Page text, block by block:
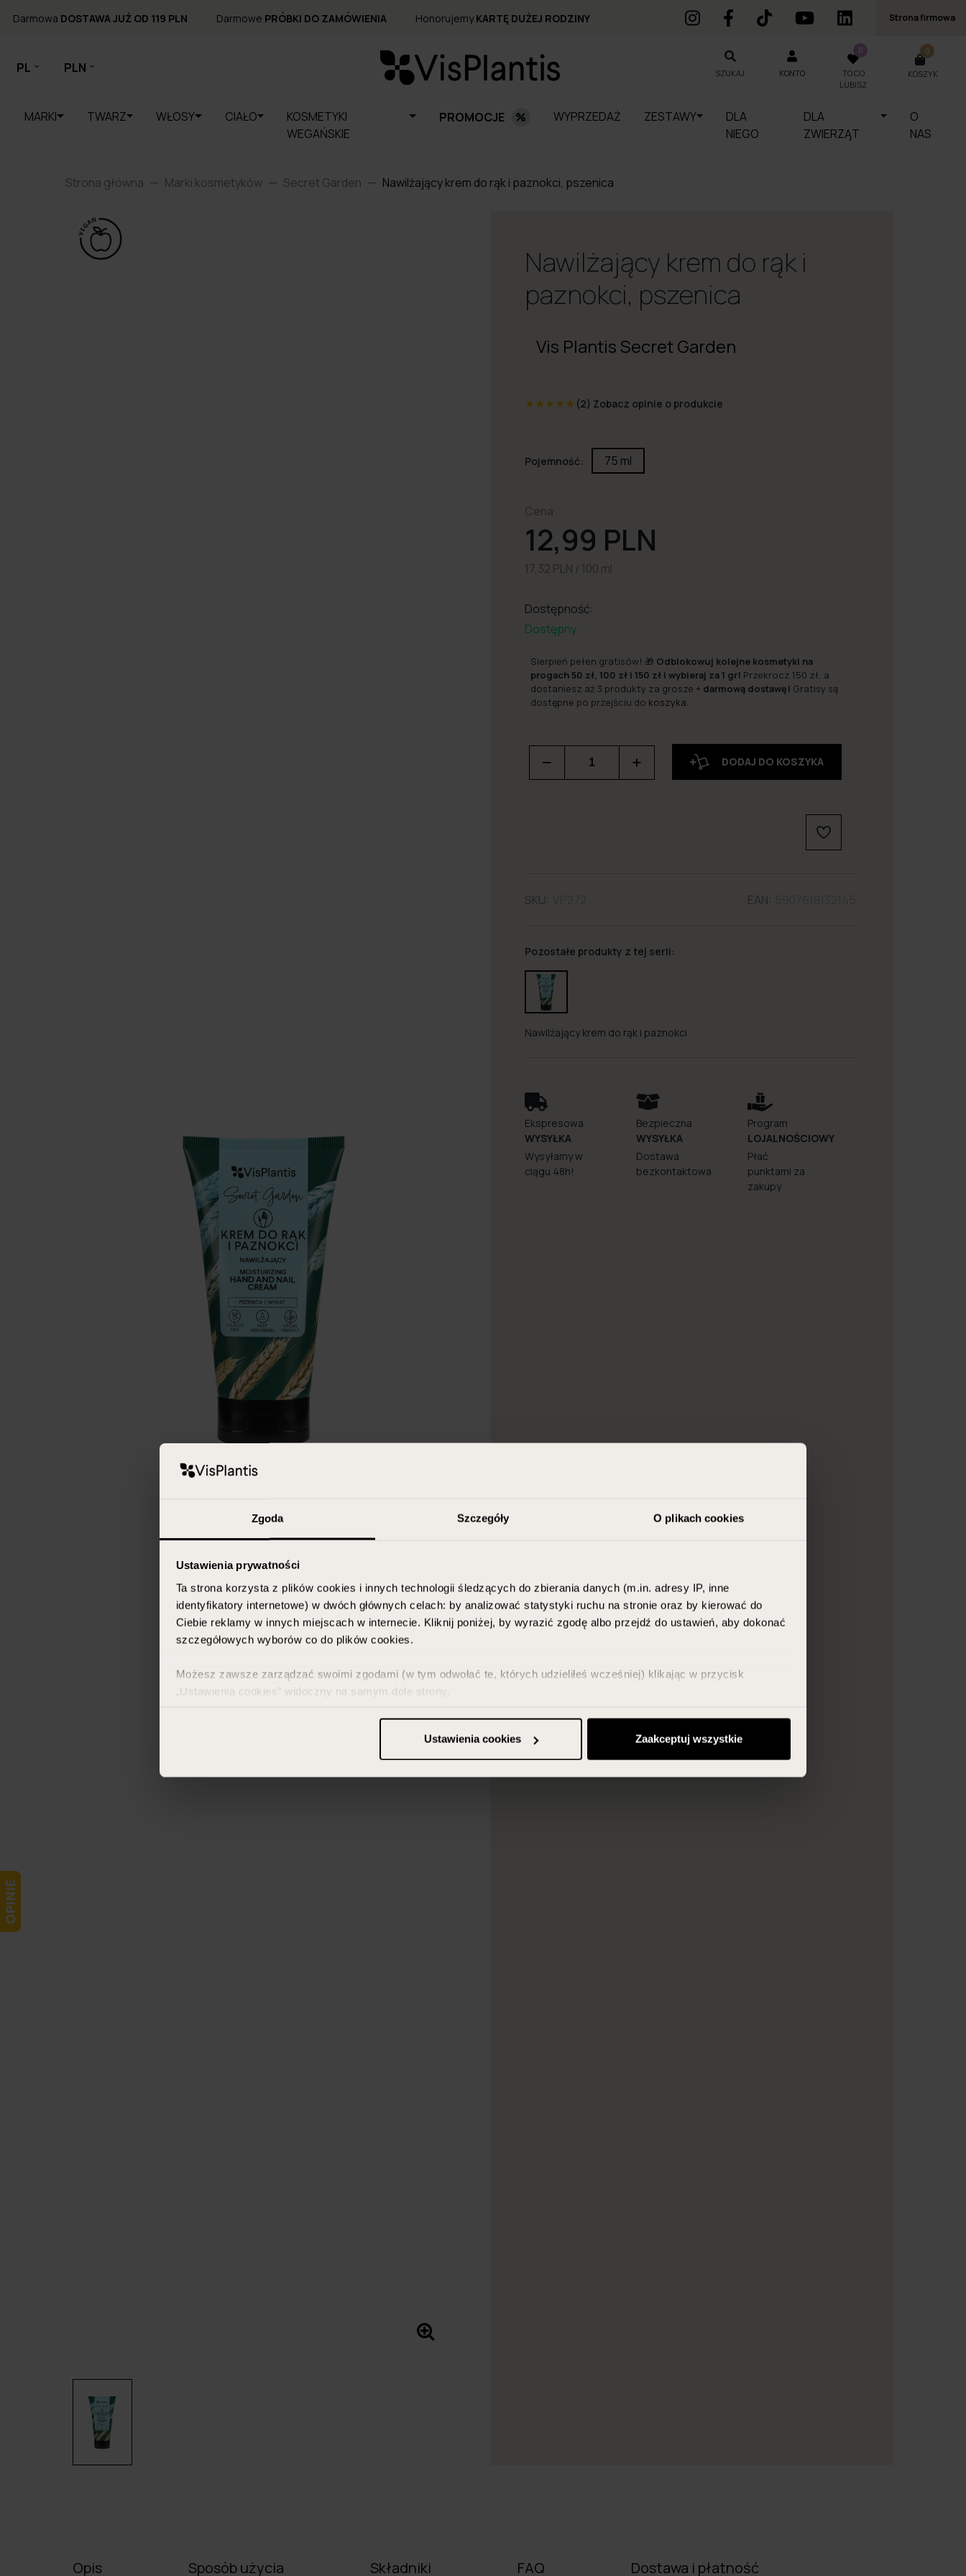
Zgoda Szczegóły O plikach cookies
Ustawienia prywatności
Ta strona korzysta z plików cookies i innych technologii śledzących do zbierania danych (m.in. adresy IP, inne
identyfikatory internetowe) w dwóch głównych celach: by analizować statystyki ruchu na stronie oraz by kierować do
Ciebie reklamy w innych miejscach w internecie. Kliknij poniżej, by wyrazić zgodę albo przejdź do ustawień, aby dokonać
szczegółowych wyborów co do plików cookies.
Możesz zawsze zarządzać swoimi zgodami (w tym odwołać te, których udzieliłeś wcześniej) klikając w przycisk
„Ustawienia cookies” widoczny na samym dole strony.
Ustawienia cookies
Zaakceptuj wszystkie
Darmowa DOSTAWA JUŻ OD 119 PLN Darmowe PRÓBKI DO ZAMÓWIENIA HonorujemyKARTĘ DUŻEJ RODZINY Strona firmowa
PL PLN SZUKAJ KONTO
0
TO CO
LUBISZ
0
KOSZYK
MARKI TWARZ WŁOSY CIAŁO
KOSMETYKI
WEGAŃSKIE
PROMOCJE WYPRZEDAŻ ZESTAWY
DLA
NIEGO
DLA
ZWIERZĄT
O
NAS
SZUKAJ
Strona główna Marki kosmetyków Secret Garden Nawilżający krem do rąk i paznokci, pszenica
Nawilżający krem do rąk i
paznokci, pszenica
Vis Plantis Secret Garden
★★★★★ (2) Zobacz opinie o produkcie
Pojemność: 75 ml
Cena:
12,99 PLN
17,32 PLN / 100 ml
Dostępność:
Dostępny
Sierpień pełen gratisów! 🎁 Odblokowuj kolejne kosmetyki na
progach 50 zł, 100 zł i 150 zł i wybieraj za 1 gr! Przekrocz 150 zł, a
dostaniesz aż 3 produkty za grosze + darmową dostawę! Gratisy są
dostępne po przejściu do koszyka.
DODAJ DO KOSZYKA
SKU: EAN:
Pozostałe produkty z tej serii:
Nawilżający krem do rąk i paznokci
Ekspresowa
WYSYŁKA
Wysyłamy w
ciągu 48h!
Bezpieczna
WYSYŁKA
Dostawa
bezkontaktowa
Program
LOJALNOŚCIOWY
Płać
punktami za
zakupy
Opis Sposób użycia Składniki FAQ Dostawa i płatność